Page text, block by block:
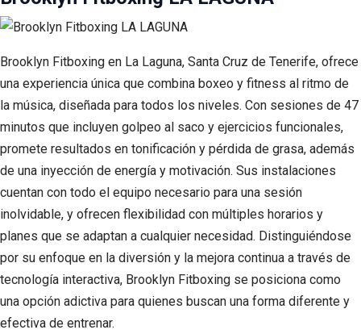
Brooklyn Fitboxing en La Laguna, Santa Cruz de Tenerife, ofrece
una experiencia única que combina boxeo y fitness al ritmo de
la música, diseñada para todos los niveles. Con sesiones de 47
minutos que incluyen golpeo al saco y ejercicios funcionales,
promete resultados en tonificación y pérdida de grasa, además
de una inyección de energía y motivación. Sus instalaciones
cuentan con todo el equipo necesario para una sesión
inolvidable, y ofrecen flexibilidad con múltiples horarios y
planes que se adaptan a cualquier necesidad. Distinguiéndose
por su enfoque en la diversión y la mejora continua a través de
tecnología interactiva, Brooklyn Fitboxing se posiciona como
una opción adictiva para quienes buscan una forma diferente y
efectiva de entrenar.